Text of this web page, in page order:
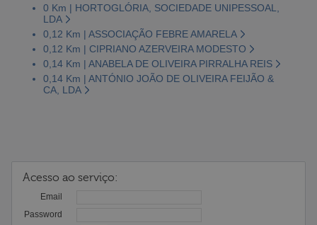
0 Km | HORTOGLÓRIA, SOCIEDADE UNIPESSOAL,
LDA
0,12 Km | ASSOCIAÇÃO FEBRE AMARELA
0,12 Km | CIPRIANO AZERVEIRA MODESTO
0,14 Km | ANABELA DE OLIVEIRA PIRRALHA REIS
0,14 Km | ANTÓNIO JOÃO DE OLIVEIRA FEIJÃO &
CA, LDA
Acesso ao serviço:
Email
Password